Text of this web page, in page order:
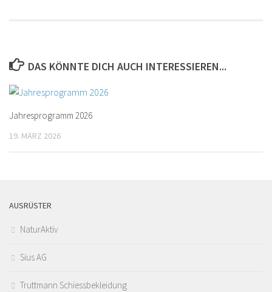
DAS KÖNNTE DICH AUCH INTERESSIEREN...
Jahresprogramm 2026
19. MÄRZ 2026
AUSRÜSTER
NaturAktiv
Sius AG
Truttmann Schiessbekleidung